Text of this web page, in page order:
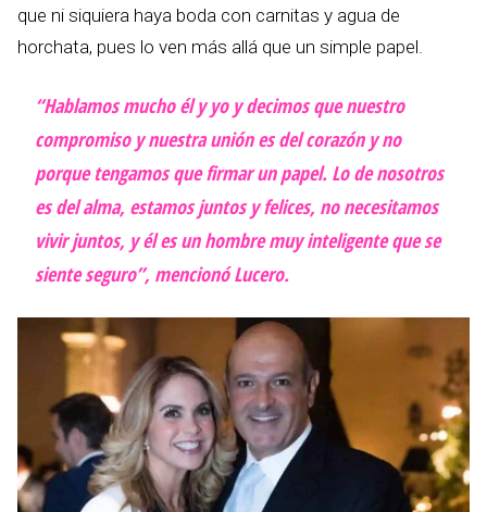
que ni siquiera haya boda con carnitas y agua de
horchata, pues lo ven más allá que un simple papel.
“Hablamos mucho él y yo y decimos que nuestro
compromiso y nuestra unión es del corazón y no
porque tengamos que firmar un papel. Lo de nosotros
es del alma, estamos juntos y felices, no necesitamos
vivir juntos, y él es un hombre muy inteligente que se
siente seguro”, mencionó Lucero.